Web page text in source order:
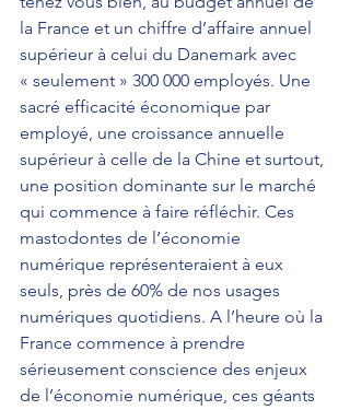
la France et un chiffre d’affaire annuel
supérieur à celui du Danemark avec
« seulement » 300 000 employés. Une
sacré efficacité économique par
employé, une croissance annuelle
supérieur à celle de la Chine et surtout,
une position dominante sur le marché
qui commence à faire réfléchir. Ces
mastodontes de l’économie
numérique représenteraient à eux
seuls, près de 60% de nos usages
numériques quotidiens. A l’heure où la
France commence à prendre
sérieusement conscience des enjeux
de l’économie numérique, ces géants